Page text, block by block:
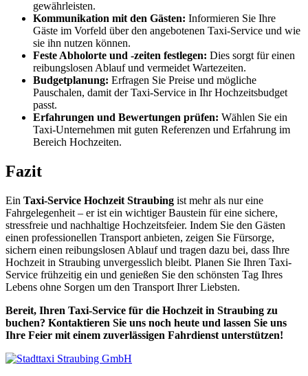
gewährleisten.
Kommunikation mit den Gästen: Informieren Sie Ihre
Gäste im Vorfeld über den angebotenen Taxi-Service und wie
sie ihn nutzen können.
Feste Abholorte und -zeiten festlegen: Dies sorgt für einen
reibungslosen Ablauf und vermeidet Wartezeiten.
Budgetplanung: Erfragen Sie Preise und mögliche
Pauschalen, damit der Taxi-Service in Ihr Hochzeitsbudget
passt.
Erfahrungen und Bewertungen prüfen: Wählen Sie ein
Taxi-Unternehmen mit guten Referenzen und Erfahrung im
Bereich Hochzeiten.
Fazit
Ein Taxi-Service Hochzeit Straubing ist mehr als nur eine
Fahrgelegenheit – er ist ein wichtiger Baustein für eine sichere,
stressfreie und nachhaltige Hochzeitsfeier. Indem Sie den Gästen
einen professionellen Transport anbieten, zeigen Sie Fürsorge,
sichern einen reibungslosen Ablauf und tragen dazu bei, dass Ihre
Hochzeit in Straubing unvergesslich bleibt. Planen Sie Ihren Taxi-
Service frühzeitig ein und genießen Sie den schönsten Tag Ihres
Lebens ohne Sorgen um den Transport Ihrer Liebsten.
Bereit, Ihren Taxi-Service für die Hochzeit in Straubing zu
buchen? Kontaktieren Sie uns noch heute und lassen Sie uns
Ihre Feier mit einem zuverlässigen Fahrdienst unterstützen!